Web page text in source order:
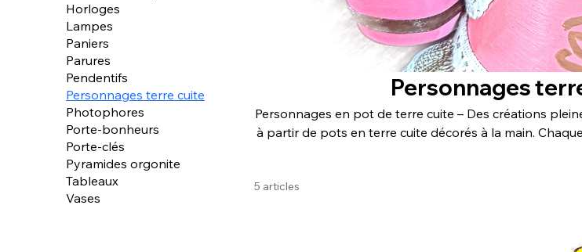
Horloges
Lampes
Paniers
Parures
Pendentifs
Personnages terre cuite
Photophores
Porte-bonheurs
Porte-clés
Pyramides orgonite
Tableaux
Vases
Personnages
Personnages en pot de terre cuite – Des créations
à partir de pots en terre cuite décorés à la main.
5 articles